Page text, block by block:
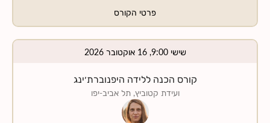
פרטי הקורס
שישי 9:00, 16 אוקטובר 2026
קורס הכנה ללידה היפנוברת׳ינג
ועידת קטוביץ, תל אביב-יפו